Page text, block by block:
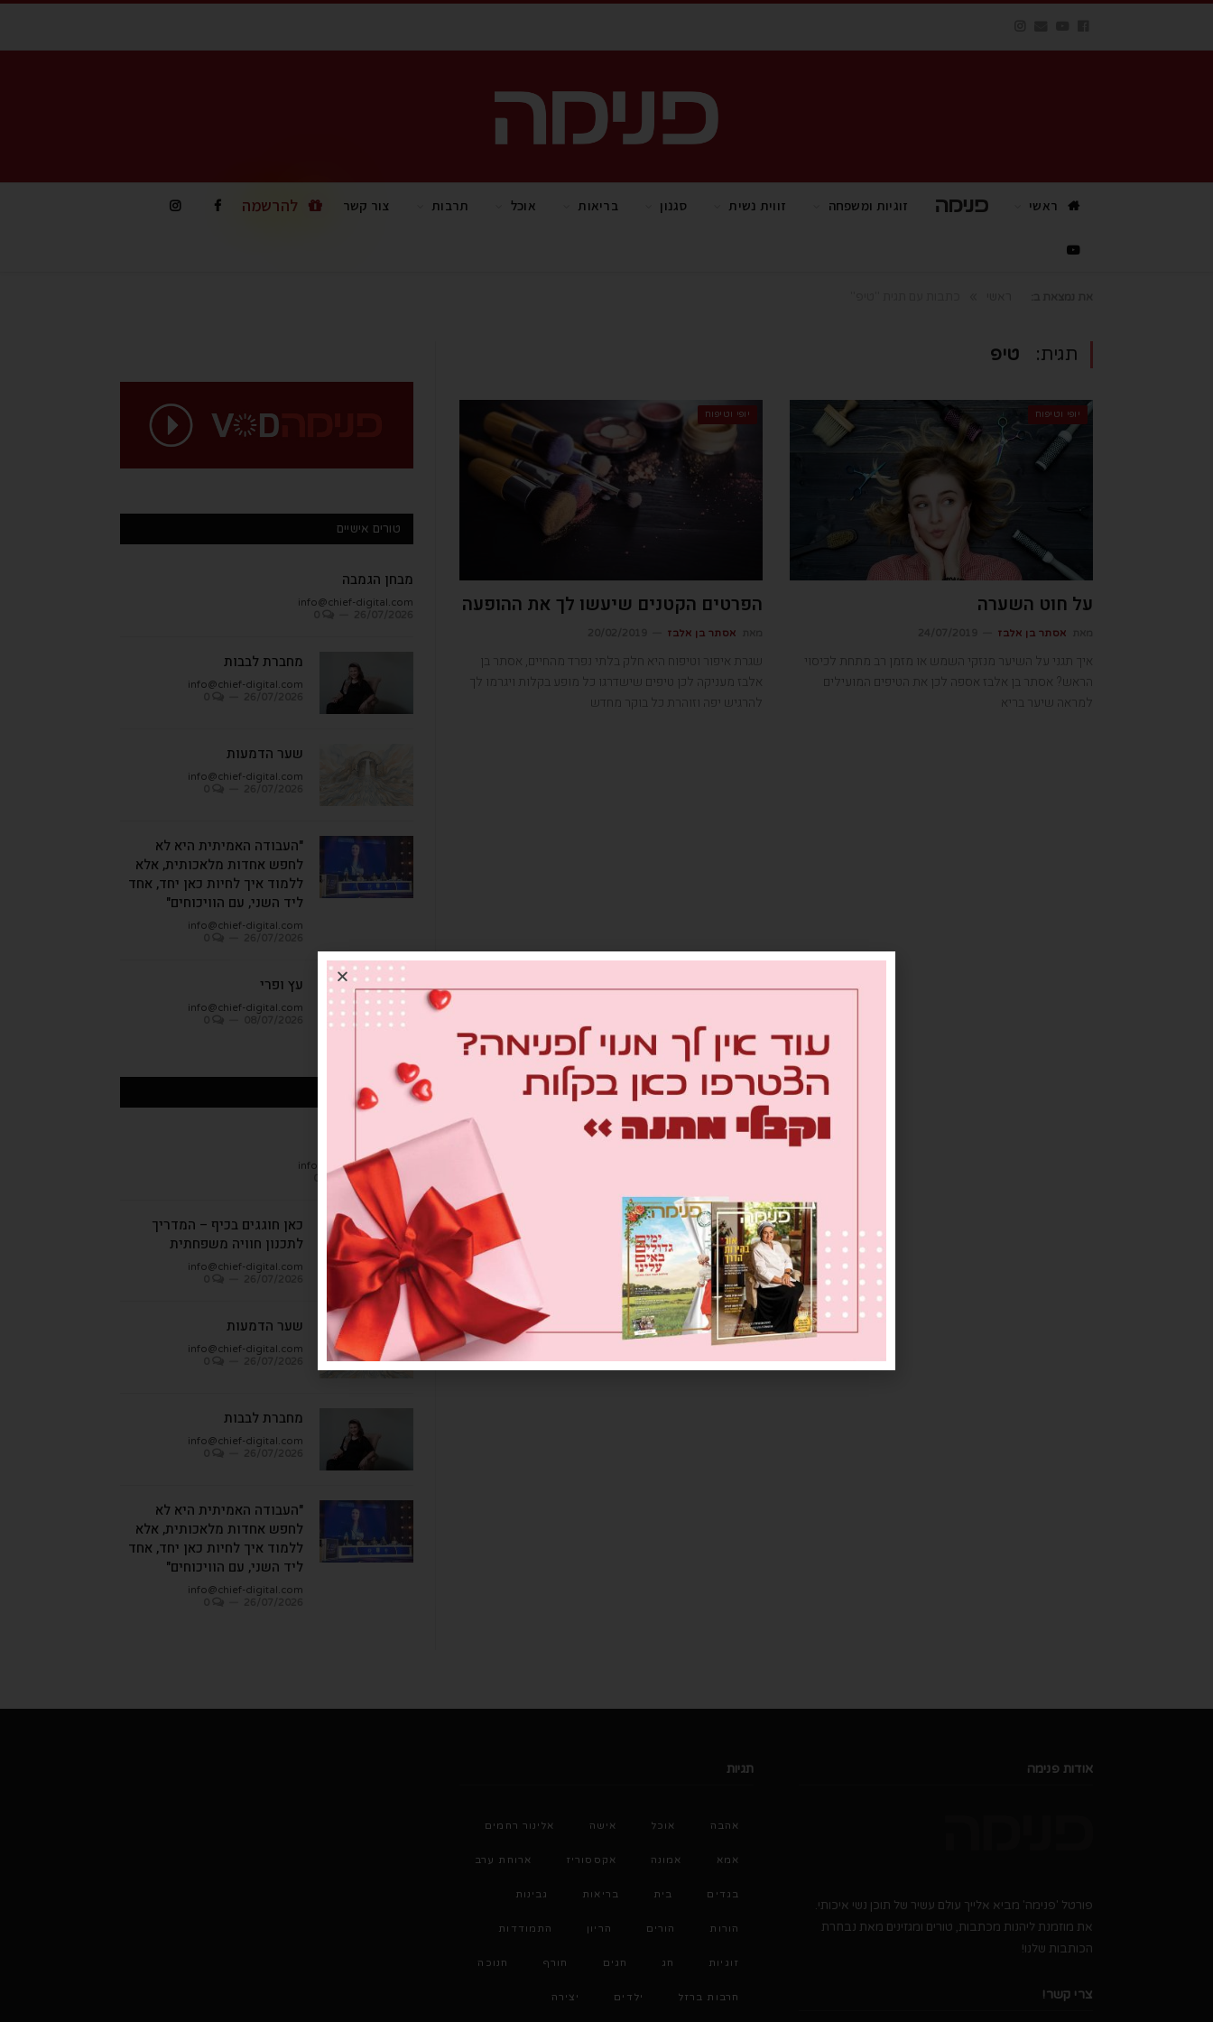
ראשי פנימה TV זוגיות ומשפחה זווית נשית סגנון בריאות אוכל תרבות צור קשר להרשמה
תגית: טיפ
יופי וטיפוח
על חוט השערה
אסתר בן אלבז
איך תגני על השיער מנזקי השמש או מזמן רב מתחת לכיסוי
הראש? אסתר בן אלבז אספה לכן את הטיפים המועילים
למראה שיער בריא
יופי וטיפוח
הפרטים הקטנים שיעשו לך את ההופעה
אסתר בן אלבז
שגרת איפור וטיפוח היא חלק בלתי נפרד מהחיים, אסתר בן
אלבז מעניקה לכן טיפים שישדרגו כל מופע בקלות ויגרמו לך
להרגיש יפה וזוהרת כל בוקר מחדש
טורים אישיים
מבחן הגמבה
info@chief-digital.com
מחברת לבבות
info@chief-digital.com
שער הדמעות
info@chief-digital.com
"העבודה האמיתית היא לא
לחפש אחדות מלאכותית, אלא
ללמוד איך לחיות כאן יחד, אחד
ליד השני, עם הוויכוחים"
info@chief-digital.com
עץ ופרי
info@chief-digital.com
כתבות אחרונות
מבחן הגמבה
info@chief-digital.com
26/07/2026
כאן חוגגים בכיף – המדריך
לתכנון חוויה משפחתית
info@chief-digital.com
שער הדמעות
info@chief-digital.com
מחברת לבבות
info@chief-digital.com
"העבודה האמיתית היא לא
לחפש אחדות מלאכותית, אלא
ללמוד איך לחיות כאן יחד, אחד
ליד השני, עם הוויכוחים"
info@chief-digital.com
אודות פנימה
פורטל 'פנימה' מביא אלייך עולם עשיר של תוכן נשי איכותי.
את מוזמנת ליהנות מכתבות, טורים ומגזינים מאת נבחרת
הכותבות שלנו!
צרי קשר!
תגיות
אהבה אוכל אישה אלינור רחמים
אמא אמונה אקססוריז ארוחת ערב
בגדים בית בריאות גבינות
הורות הורים הריון התמודדות
זוגיות חג חגים חורף חנוכה
חרבות ברזל ילדים יצירה